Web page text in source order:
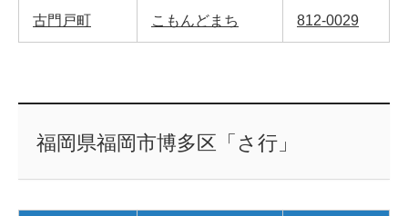
古門戸町 こもんどまち 812-0029
福岡県福岡市博多区「さ行」